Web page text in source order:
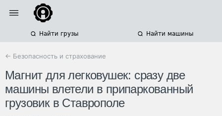
Найти грузы Найти машины
← Безопасность и страхование
Магнит для легковушек: сразу две
машины влетели в припаркованный
грузовик в Ставрополе